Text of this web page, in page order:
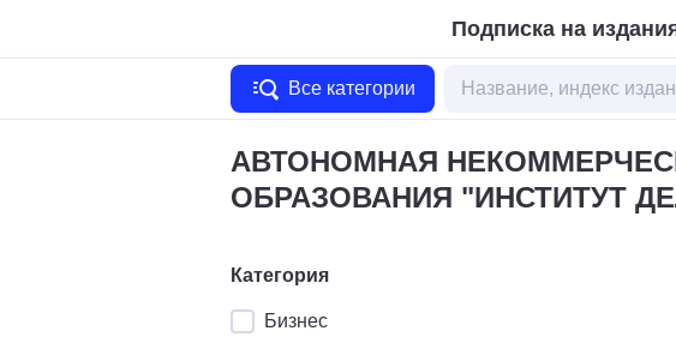
Подписка на
Все категории
АВТОНОМНАЯ
ОБРАЗОВАНИЯ "ИНСТИТУТ
Категория
Бизнес